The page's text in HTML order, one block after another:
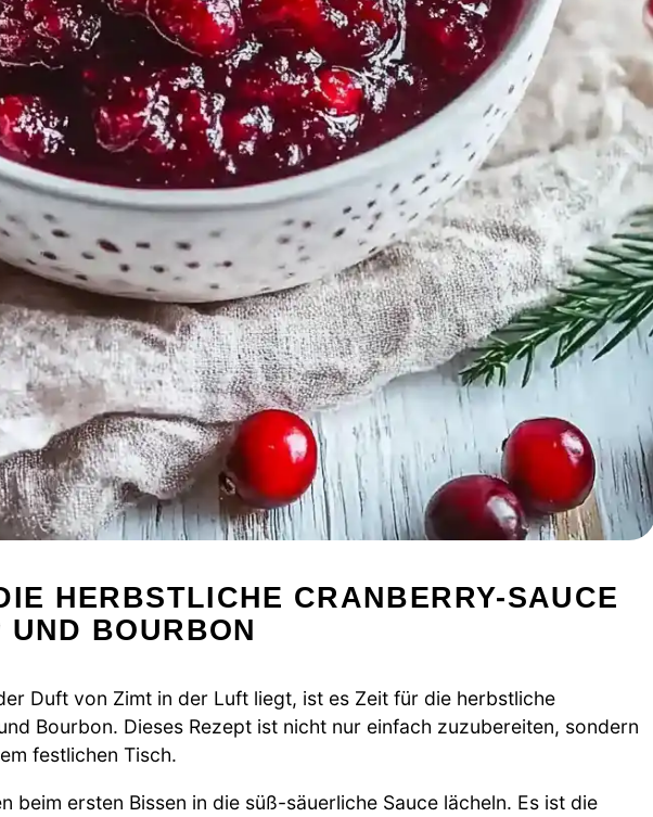
HERBSTLICHE CRANBERRY-SAUCE
BOURBON
Duft von Zimt in der Luft liegt, ist es Zeit für die herbstliche
Bourbon. Dieses Rezept ist nicht nur einfach zuzubereiten, sondern
festlichen Tisch.
beim ersten Bissen in die süß-säuerliche Sauce lächeln. Es ist die